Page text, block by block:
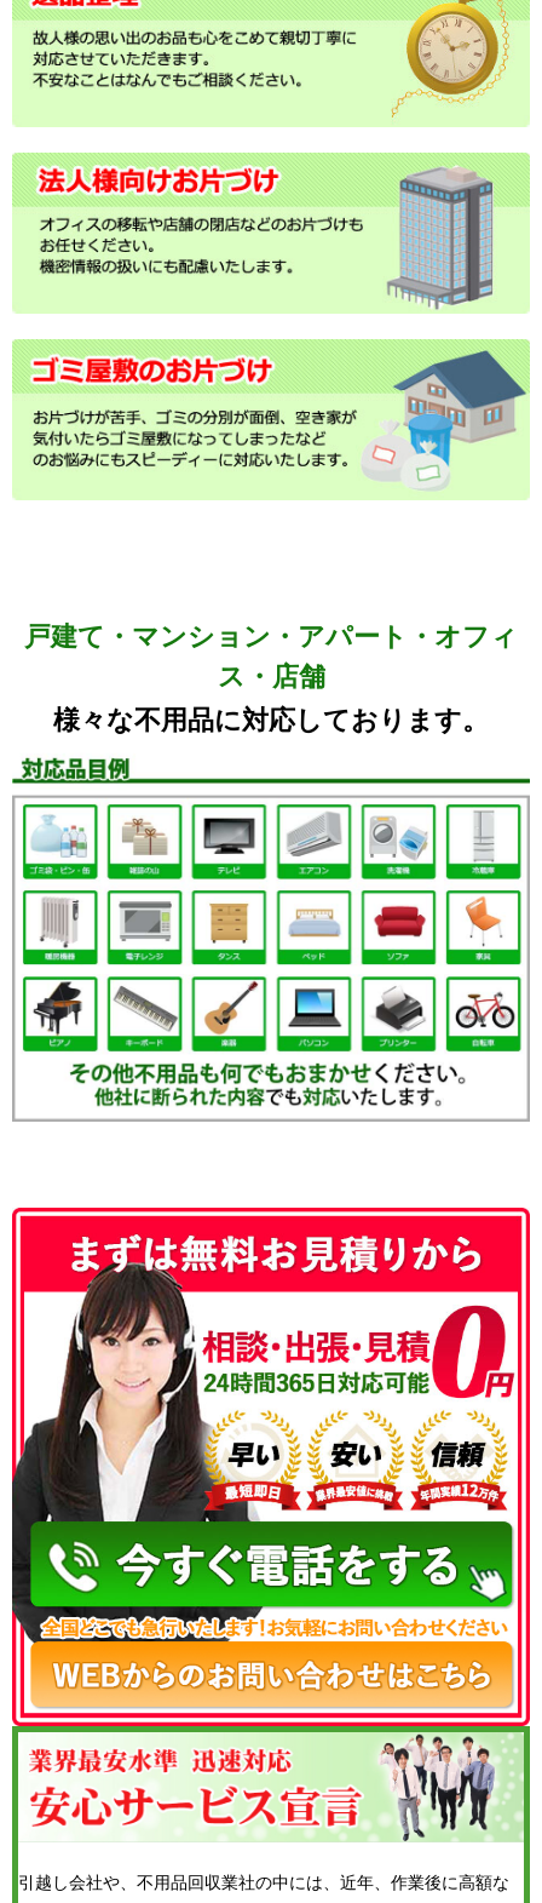
戸建て・マンション・アパート・オフィ
ス・店舗
様々な不用品に対応しております。
050-3186-4780
引越し会社や、不用品回収業社の中には、近年、作業後に高額な